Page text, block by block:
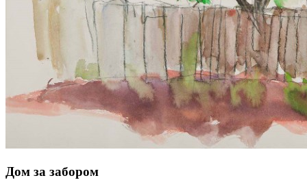
Дом за забором